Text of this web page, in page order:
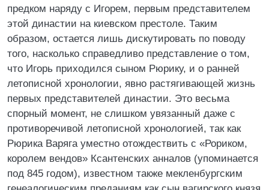
предком наряду с Игорем, первым представителем
этой династии на киевском престоле. Таким
образом, остается лишь дискутировать по поводу
того, насколько справедливо представление о том,
что Игорь приходился сыном Рюрику, и о ранней
летописной хронологии, явно растягивающей жизнь
первых представителей династии. Это весьма
спорный момент, не слишком увязанный даже с
противоречивой летописной хронологией, так как
Рюрика Варяга уместно отождествить с «Рориком,
королем вендов» Ксантенских анналов (упоминается
под 845 годом), известном также мекленбургским